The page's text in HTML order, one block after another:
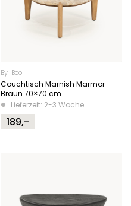
By-Boo
Couchtisch Marnish Marmor
Braun 70×70 cm
Lieferzeit: 2-3 Woche
189,-